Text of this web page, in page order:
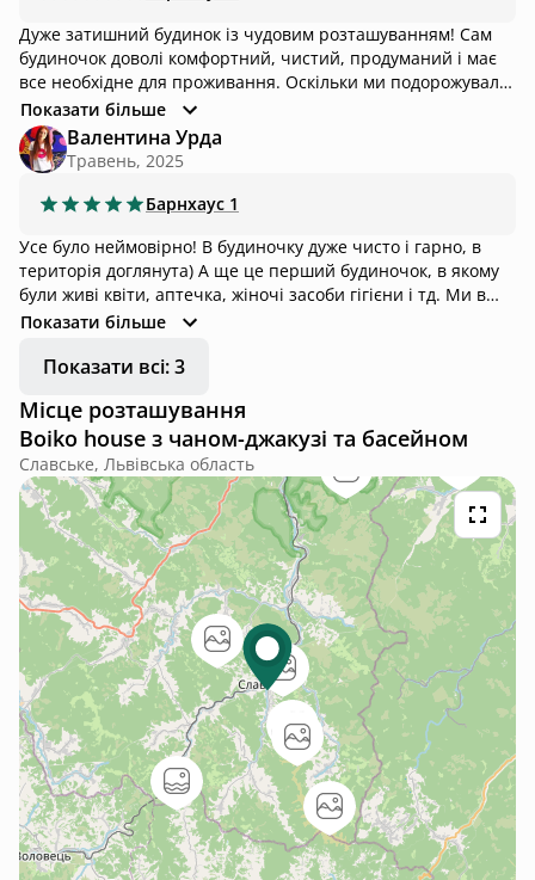
Дуже затишний будинок із чудовим розташуванням! Сам
будиночок доволі комфортний, чистий, продуманий і має
все необхідне для проживання. Оскільки ми подорожували
з собакою, то окремим плюсом була наявність закритої
території. Собаці дуже сподобалось бавитись і загалом
проводити час на подвір'ї. Ну і звісно наявність басейну і
чану не може не тішити)
Показати більше
Валентина Урда
Травень, 2025
Барнхаус 1
Усе було неймовірно! В будиночку дуже чисто і гарно, в
територія доглянута) А ще це перший будиночок, в якому
були живі квіти, аптечка, жіночі засоби гігієни і тд. Ми в
захваті і вже запланували наступний візит)
Показати більше
Показати всі: 3
Місце розташування
Boiko house з чаном-джакузі та басейном
Славське, Львівська область